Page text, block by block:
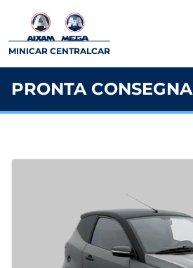
MINICAR CENTRALCAR
PRONTA CONSEGNA